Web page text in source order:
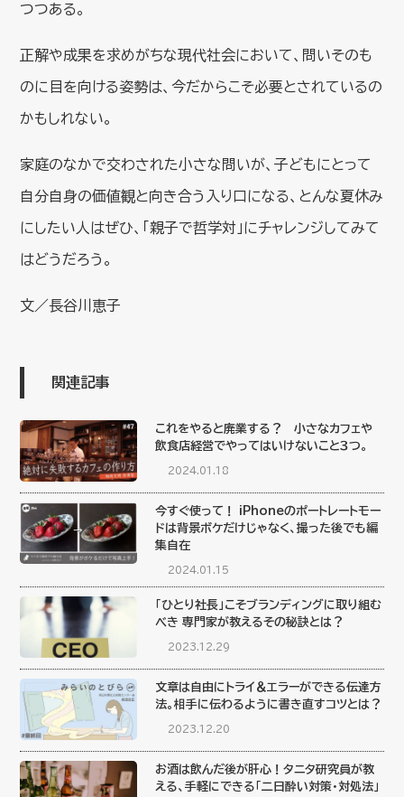
つつある。
正解や成果を求めがちな現代社会において、問いそのも
のに目を向ける姿勢は、今だからこそ必要とされているの
かもしれない。
家庭のなかで交わされた小さな問いが、子どもにとって
自分自身の価値観と向き合う入り口になる、とんな夏休み
にしたい人はぜひ、「親子で哲学対」にチャレンジしてみて
はどうだろう。
文／長谷川恵子
関連記事
これをやると廃業する？ 小さなカフェや
飲食店経営でやってはいけないこと３つ。
2024.01.18
今すぐ使って！ iPhoneのポートレートモー
ドは背景ボケだけじゃなく、撮った後でも編
集自在
2024.01.15
「ひとり社長」こそブランディングに取り組む
べき 専門家が教えるその秘訣とは？
2023.12.29
文章は自由にトライ＆エラーができる伝達方
法。相手に伝わるように書き直すコツとは？
2023.12.20
お酒は飲んだ後が肝心！タニタ研究員が教
える、手軽にできる「二日酔い対策・対処法」